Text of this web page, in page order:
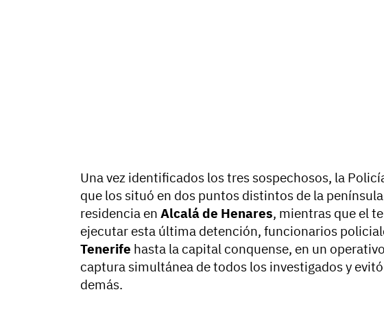
Una vez identificados los tres sospechosos, la
que los situó en dos puntos distintos de la
residencia en Alcalá de Henares, mientras que el
ejecutar esta última detención, funcionarios
Tenerife hasta la capital conquense, en un
captura simultánea de todos los investigados y
demás.